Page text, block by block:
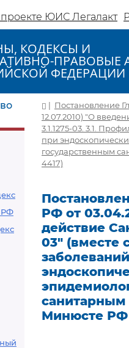
ЮИС Легалакт
КОДЕКСЫ И
ПРАВОВЫЕ
ФЕДЕРАЦИИ
РФ
| Постановление
12.07.2010) "О
3.1.1275-03. 3.1.
при
государственным
4417)
РФ от
действие
03" (вместе
санитарным
Минюсте РФ